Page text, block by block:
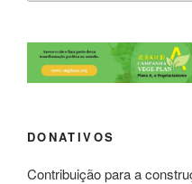
DONATIVOS
Contribuição para a